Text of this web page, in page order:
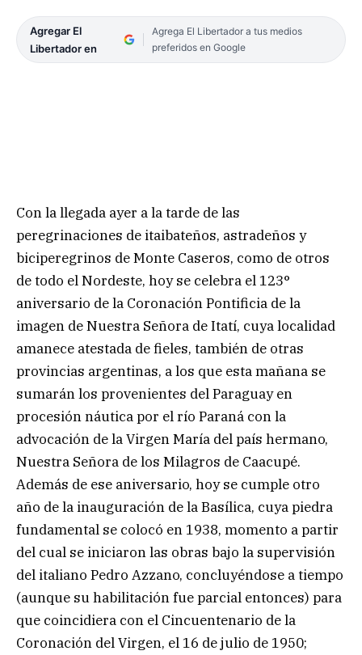
Agregar El
Libertador en
Agrega El Libertador a tus medios
preferidos en Google
Con la llegada ayer a la tarde de las
peregrinaciones de itaibateños, astradeños y
biciperegrinos de Monte Caseros, como de otros
de todo el Nordeste, hoy se celebra el 123°
aniversario de la Coronación Pontificia de la
imagen de Nuestra Señora de Itatí, cuya localidad
amanece atestada de fieles, también de otras
provincias argentinas, a los que esta mañana se
sumarán los provenientes del Paraguay en
procesión náutica por el río Paraná con la
advocación de la Virgen María del país hermano,
Nuestra Señora de los Milagros de Caacupé.
Además de ese aniversario, hoy se cumple otro
año de la inauguración de la Basílica, cuya piedra
fundamental se colocó en 1938, momento a partir
del cual se iniciaron las obras bajo la supervisión
del italiano Pedro Azzano, concluyéndose a tiempo
(aunque su habilitación fue parcial entonces) para
que coincidiera con el Cincuentenario de la
Coronación del Virgen, el 16 de julio de 1950;